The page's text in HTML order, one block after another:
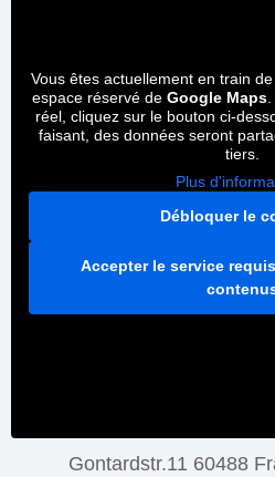
Vous êtes actuellement en train
espace réservé de Google Maps.
réel, cliquez sur le bouton ci-
faisant, des données seront
tiers.
Plus
Débloquer le
Accepter le service
Gontardstr.11 60488